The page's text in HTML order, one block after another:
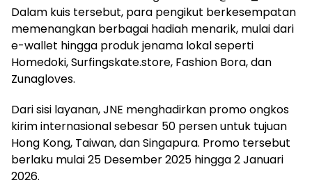
Dalam kuis tersebut, para pengikut berkesempatan
memenangkan berbagai hadiah menarik, mulai dari
e-wallet hingga produk jenama lokal seperti
Homedoki, Surfingskate.store, Fashion Bora, dan
Zunagloves.
Dari sisi layanan, JNE menghadirkan promo ongkos
kirim internasional sebesar 50 persen untuk tujuan
Hong Kong, Taiwan, dan Singapura. Promo tersebut
berlaku mulai 25 Desember 2025 hingga 2 Januari
2026.